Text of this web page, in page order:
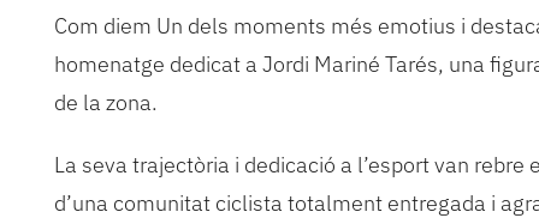
Com diem Un dels moments més emotius i
homenatge dedicat a Jordi Mariné Tarés, una
de la zona.
La seva trajectòria i dedicació a l’esport van
d’una comunitat ciclista totalment entregada i